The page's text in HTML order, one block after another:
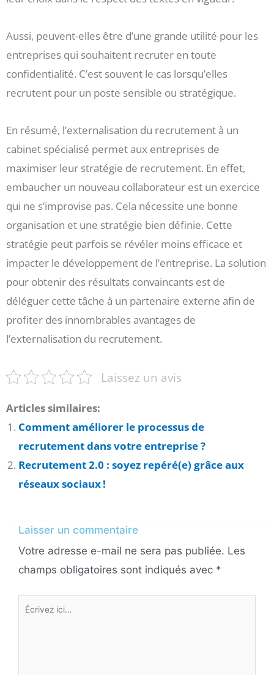
Aussi, peuvent-elles être d’une grande utilité pour les
entreprises qui souhaitent recruter en toute
confidentialité. C’est souvent le cas lorsqu’elles
recrutent pour un poste sensible ou stratégique.
En résumé, l’externalisation du recrutement à un
cabinet spécialisé permet aux entreprises de
maximiser leur stratégie de recrutement. En effet,
embaucher un nouveau collaborateur est un exercice
qui ne s’improvise pas. Cela nécessite une bonne
organisation et une stratégie bien définie. Cette
stratégie peut parfois se révéler moins efficace et
impacter le développement de l’entreprise. La solution
pour obtenir des résultats convaincants est de
déléguer cette tâche à un partenaire externe afin de
profiter des innombrables avantages de
l’externalisation du recrutement.
Laissez un avis
Articles similaires:
Comment améliorer le processus de
recrutement dans votre entreprise ?
Recrutement 2.0 : soyez repéré(e) grâce aux
réseaux sociaux !
Laisser un commentaire
Votre adresse e-mail ne sera pas publiée. Les
champs obligatoires sont indiqués avec *
Écrivez